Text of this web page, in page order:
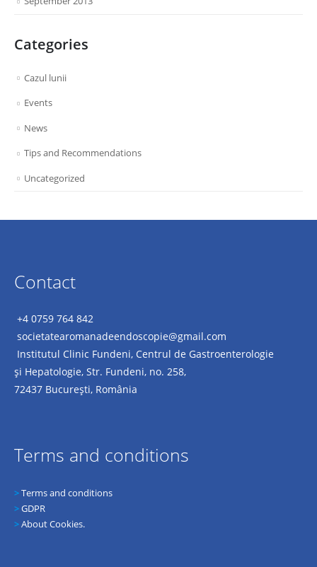
Categories
Cazul lunii
Events
News
Tips and Recommendations
Uncategorized
Contact
+4 0759 764 842
societatearomanadeendoscopie@gmail.com
Institutul Clinic Fundeni, Centrul de Gastroenterologie
şi Hepatologie, Str. Fundeni, no. 258,
72437 Bucureşti, România
Terms and conditions
>Terms and conditions
>GDPR
>About Cookies.